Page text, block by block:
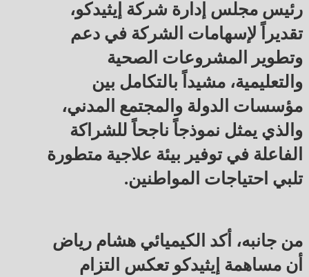
رئيس مجلس إدارة شركة إيثيدكو،
تقديراً لإسهامات الشركة في دعم
وتطوير المشروعات الصحية
والتعليمية، مشيداً بالتكامل بين
مؤسسات الدولة والمجتمع المدني،
والذي يمثل نموذجاً ناجحاً للشراكة
الفاعلة في توفير بيئة علاجية متطورة
تلبي احتياجات المواطنين.
من جانبه، أكد الكيميائي هشام رياض
أن مساهمة إيثيدكو تعكس التزام